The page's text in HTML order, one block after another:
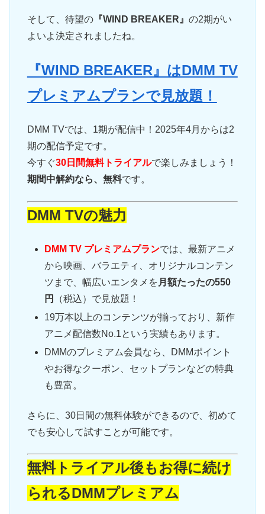
そして、待望の『WIND BREAKER』 の2期がい
よいよ決定されましたね。
『WIND BREAKER』はDMM TV
プレミアムプランで見放題！
DMM TVでは、1期が配信中！2025年4月からは2
期の配信予定です。
今すぐ30日間無料トライアルで楽しみましょう！
期間中解約なら、無料です。
DMM TVの魅力
DMM TV プレミアムプランでは、最新アニメ
から映画、バラエティ、オリジナルコンテン
ツまで、幅広いエンタメを 月額たったの550
円
（税込）で見放題！
19万本以上のコンテンツが揃っており、新作
アニメ配信数No.1という実績もあります。
DMMのプレミアム会員なら、DMMポイント
やお得なクーポン、セットプランなどの特典
も豊富。
さらに、30日間の無料体験ができるので、初めて
でも安心して試すことが可能です。
無料トライアル後もお得に続け
られるDMMプレミアム